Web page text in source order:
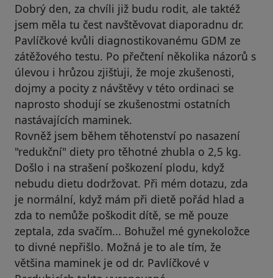
Dobrý den, za chvíli již budu rodit, ale taktéž
jsem měla tu čest navštěvovat diaporadnu dr.
Pavlíčkové kvůli diagnostikovanému GDM ze
zátěžového testu. Po přečtení několika názorů s
úlevou i hrůzou zjišťuji, že moje zkušenosti,
dojmy a pocity z návštěvy v této ordinaci se
naprosto shodují se zkušenostmi ostatních
nastávajících maminek.
Rovněž jsem během těhotenství po nasazení
"redukční" diety pro těhotné zhubla o 2,5 kg.
Došlo i na strašení poškození plodu, když
nebudu dietu dodržovat. Při mém dotazu, zda
je normální, když mám při dietě pořád hlad a
zda to nemůže poškodit dítě, se mě pouze
zeptala, zda svačím... Bohužel mé gynekoložce
to divné nepřišlo. Možná je to ale tím, že
většina maminek je od dr. Pavlíčkové v